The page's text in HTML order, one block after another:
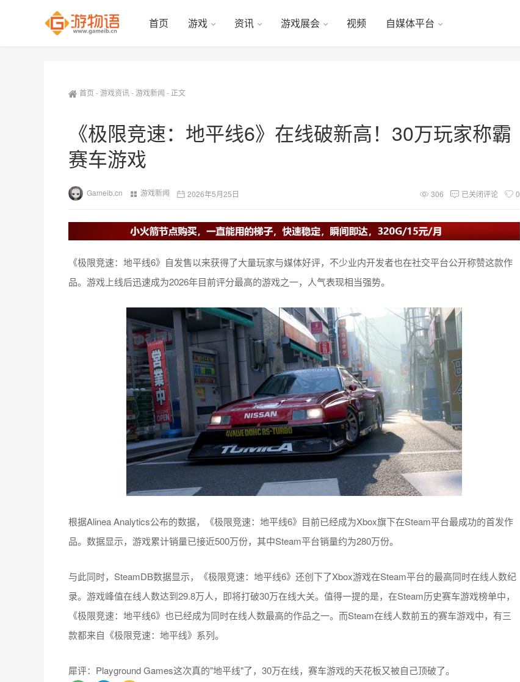
首页 游戏 资讯 游戏展会 视频 自媒体平台
首页 -游戏资讯-游戏新闻 - 正文
《极限竞速：地平线6》在线破新高！30万玩家称霸
赛车游戏
Gameib.cn 游戏新闻 2026年5月25日 306 已关闭评论 0
《极限竞速：地平线6》自发售以来获得了大量玩家与媒体好评，不少业内开发者也在社交平台公开称赞这款作
品。游戏上线后迅速成为2026年目前评分最高的游戏之一，人气表现相当强势。
根据Alinea Analytics公布的数据，《极限竞速：地平线6》目前已经成为Xbox旗下在Steam平台最成功的首发作
品。数据显示，游戏累计销量已接近500万份，其中Steam平台销量约为280万份。
与此同时，SteamDB数据显示，《极限竞速：地平线6》还创下了Xbox游戏在Steam平台的最高同时在线人数纪
录。游戏峰值在线人数达到29.8万人，即将打破30万在线大关。值得一提的是，在Steam历史赛车游戏榜单中，
《极限竞速：地平线6》也已经成为同时在线人数最高的作品之一。而Steam在线人数前五的赛车游戏中，有三
款都来自《极限竞速：地平线》系列。
犀评：Playground Games这次真的"地平线"了，30万在线，赛车游戏的天花板又被自己顶破了。